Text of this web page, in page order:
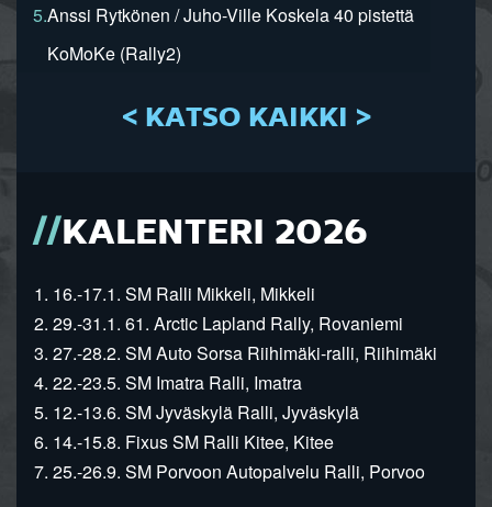
5.Anssi Rytkönen / Juho-Ville Koskela 40 pistettä
KoMoKe (Rally2)
< KATSO KAIKKI >
KALENTERI 2026
1. 16.-17.1. SM Ralli Mikkeli, Mikkeli
2. 29.-31.1. 61. Arctic Lapland Rally, Rovaniemi
3. 27.-28.2. SM Auto Sorsa Riihimäki-ralli, Riihimäki
4. 22.-23.5. SM Imatra Ralli, Imatra
5. 12.-13.6. SM Jyväskylä Ralli, Jyväskylä
6. 14.-15.8. Fixus SM Ralli Kitee, Kitee
7. 25.-26.9. SM Porvoon Autopalvelu Ralli, Porvoo